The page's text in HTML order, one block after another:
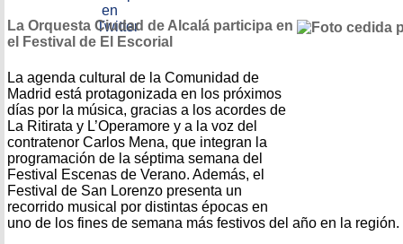
La Orquesta Ciudad de Alcalá participa en
el Festival de El Escorial
La agenda cultural de la Comunidad de
Madrid está protagonizada en los próximos
días por la música, gracias a los acordes de
La Ritirata y L’Operamore y a la voz del
contratenor Carlos Mena, que integran la
programación de la séptima semana del
Festival Escenas de Verano. Además, el
Festival de San Lorenzo presenta un
recorrido musical por distintas épocas en
uno de los fines de semana más festivos del año en la región.